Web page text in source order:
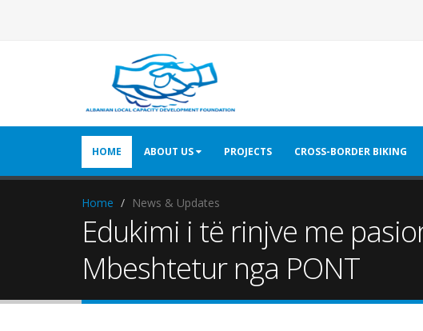
HOME ABOUT US PROJECTS CROSS-BORDER BIKING
Home News & Updates
Edukimi i të rinjve me
Mbeshtetur nga PONT